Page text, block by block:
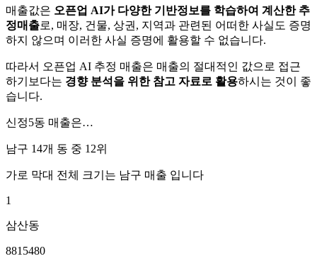
매출값은 오픈업 AI가 다양한 기반정보를 학습하여 계산한 추
정매출로, 매장, 건물, 상권, 지역과 관련된 어떠한 사실도 증명
하지 않으며 이러한 사실 증명에 활용할 수 없습니다.
따라서 오픈업 AI 추정 매출은 매출의 절대적인 값으로 접근
하기보다는 경향 분석을 위한 참고 자료로 활용하시는 것이 좋
습니다.
신정5동 매출은…
남구 14개 동 중 12위
가로 막대 전체 크기는 남구 매출 입니다
1
삼산동
8815480